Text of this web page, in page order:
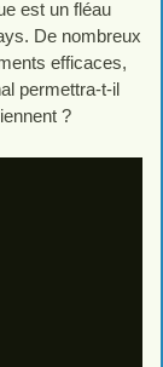
est un fléau
De nombreux
efficaces,
permettra-t-il
?